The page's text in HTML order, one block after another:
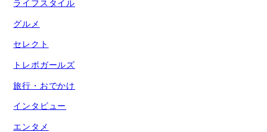
ライフスタイル
グルメ
セレクト
トレポガールズ
旅行・おでかけ
インタビュー
エンタメ